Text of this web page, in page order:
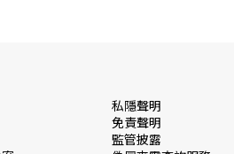
私隱聲明
免責聲明
監管披露